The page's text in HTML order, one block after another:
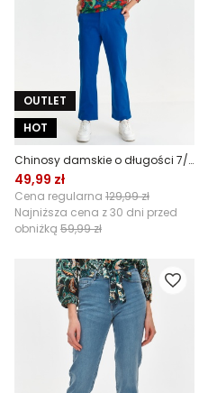
OUTLET
HOT
Chinosy damskie o długości 7/8
49,99 zł
Cena regularna 129,99 zł
Najniższa cena z 30 dni przed
obniżką 59,99 zł